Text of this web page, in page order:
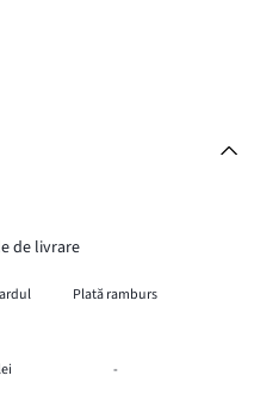
de livrare
Plată ramburs
-